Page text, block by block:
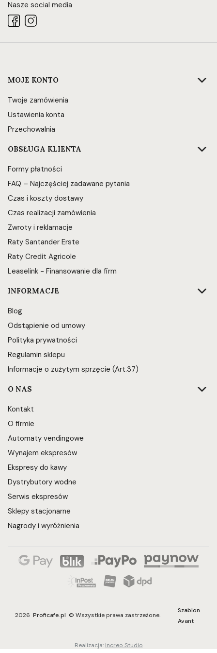
Nasze social media
Linki w stopce
MOJE KONTO
Twoje zamówienia
Ustawienia konta
Przechowalnia
OBSŁUGA KLIENTA
Formy płatności
FAQ – Najczęściej zadawane pytania
Czas i koszty dostawy
Czas realizacji zamówienia
Zwroty i reklamacje
Raty Santander Erste
Raty Credit Agricole
Leaselink - Finansowanie dla firm
INFORMACJE
Blog
Odstąpienie od umowy
Polityka prywatności
Regulamin sklepu
Informacje o zużytym sprzęcie (Art.37)
O NAS
Kontakt
O firmie
Automaty vendingowe
Wynajem ekspresów
Ekspresy do kawy
Dystrybutory wodne
Serwis ekspresów
Sklepy stacjonarne
Nagrody i wyróżnienia
2026 Proficafe.pl © Wszystkie prawa zastrzeżone.
Szablon
Avant
Realizacja: Increo Studio